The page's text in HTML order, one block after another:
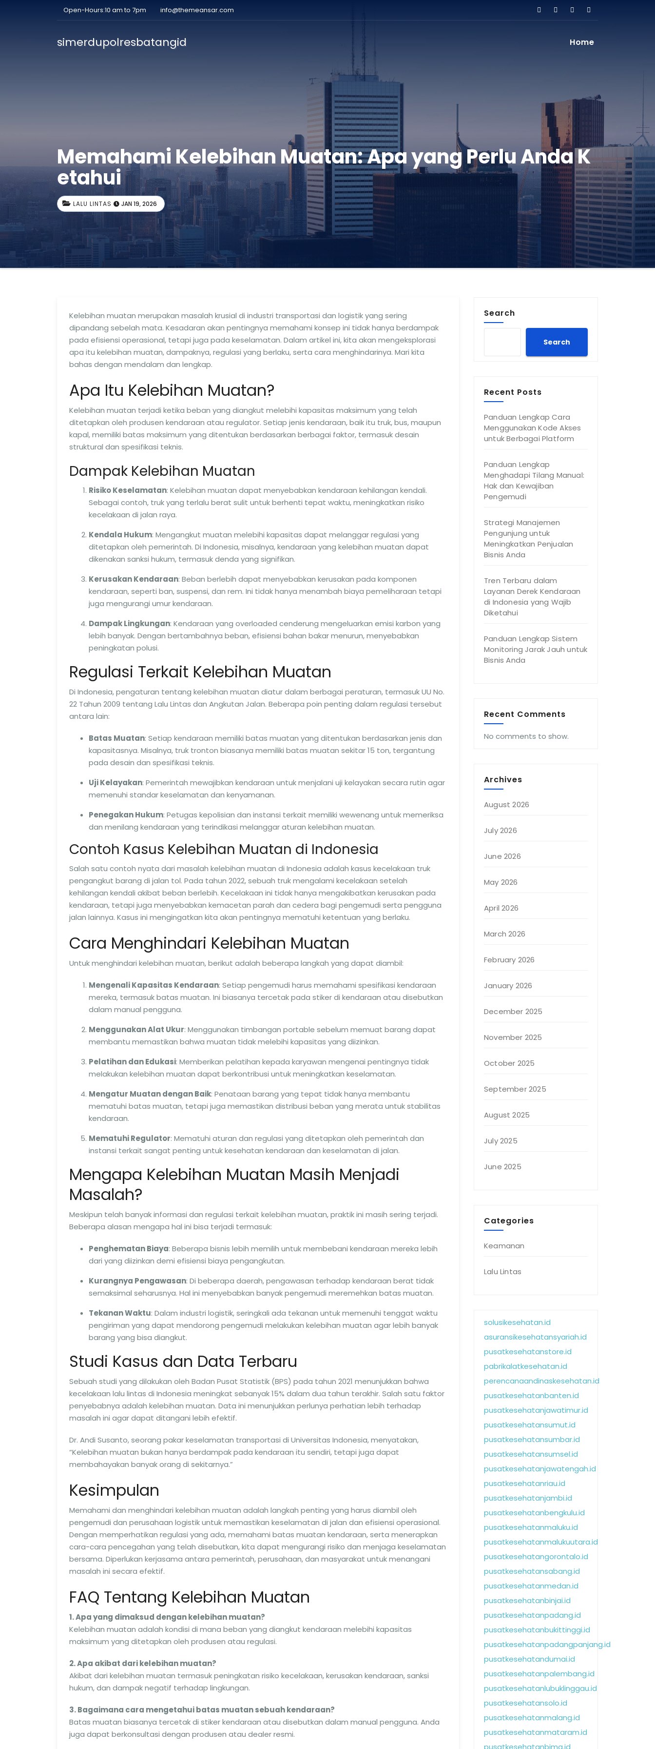
Open-Hours:10 am to 7pm info@themeansar.com
simerdupolresbatangid Home
Memahami Kelebihan Muatan: Apa yang Perlu Anda K
etahui
LALU LINTAS JAN 19, 2026
Kelebihan muatan merupakan masalah krusial di industri transportasi dan logistik yang sering
dipandang sebelah mata. Kesadaran akan pentingnya memahami konsep ini tidak hanya berdampak
pada efisiensi operasional, tetapi juga pada keselamatan. Dalam artikel ini, kita akan mengeksplorasi
apa itu kelebihan muatan, dampaknya, regulasi yang berlaku, serta cara menghindarinya. Mari kita
bahas dengan mendalam dan lengkap.
Apa Itu Kelebihan Muatan?
Kelebihan muatan terjadi ketika beban yang diangkut melebihi kapasitas maksimum yang telah
ditetapkan oleh produsen kendaraan atau regulator. Setiap jenis kendaraan, baik itu truk, bus, maupun
kapal, memiliki batas maksimum yang ditentukan berdasarkan berbagai faktor, termasuk desain
struktural dan spesifikasi teknis.
Dampak Kelebihan Muatan
Risiko Keselamatan: Kelebihan muatan dapat menyebabkan kendaraan kehilangan kendali.
Sebagai contoh, truk yang terlalu berat sulit untuk berhenti tepat waktu, meningkatkan risiko
kecelakaan di jalan raya.
Kendala Hukum: Mengangkut muatan melebihi kapasitas dapat melanggar regulasi yang
ditetapkan oleh pemerintah. Di Indonesia, misalnya, kendaraan yang kelebihan muatan dapat
dikenakan sanksi hukum, termasuk denda yang signifikan.
Kerusakan Kendaraan: Beban berlebih dapat menyebabkan kerusakan pada komponen
kendaraan, seperti ban, suspensi, dan rem. Ini tidak hanya menambah biaya pemeliharaan tetapi
juga mengurangi umur kendaraan.
Dampak Lingkungan: Kendaraan yang overloaded cenderung mengeluarkan emisi karbon yang
lebih banyak. Dengan bertambahnya beban, efisiensi bahan bakar menurun, menyebabkan
peningkatan polusi.
Regulasi Terkait Kelebihan Muatan
Di Indonesia, pengaturan tentang kelebihan muatan diatur dalam berbagai peraturan, termasuk UU No.
22 Tahun 2009 tentang Lalu Lintas dan Angkutan Jalan. Beberapa poin penting dalam regulasi tersebut
antara lain:
Batas Muatan: Setiap kendaraan memiliki batas muatan yang ditentukan berdasarkan jenis dan
kapasitasnya. Misalnya, truk tronton biasanya memiliki batas muatan sekitar 15 ton, tergantung
pada desain dan spesifikasi teknis.
Uji Kelayakan: Pemerintah mewajibkan kendaraan untuk menjalani uji kelayakan secara rutin agar
memenuhi standar keselamatan dan kenyamanan.
Penegakan Hukum: Petugas kepolisian dan instansi terkait memiliki wewenang untuk memeriksa
dan menilang kendaraan yang terindikasi melanggar aturan kelebihan muatan.
Contoh Kasus Kelebihan Muatan di Indonesia
Salah satu contoh nyata dari masalah kelebihan muatan di Indonesia adalah kasus kecelakaan truk
pengangkut barang di jalan tol. Pada tahun 2022, sebuah truk mengalami kecelakaan setelah
kehilangan kendali akibat beban berlebih. Kecelakaan ini tidak hanya mengakibatkan kerusakan pada
kendaraan, tetapi juga menyebabkan kemacetan parah dan cedera bagi pengemudi serta pengguna
jalan lainnya. Kasus ini mengingatkan kita akan pentingnya mematuhi ketentuan yang berlaku.
Cara Menghindari Kelebihan Muatan
Untuk menghindari kelebihan muatan, berikut adalah beberapa langkah yang dapat diambil:
Mengenali Kapasitas Kendaraan: Setiap pengemudi harus memahami spesifikasi kendaraan
mereka, termasuk batas muatan. Ini biasanya tercetak pada stiker di kendaraan atau disebutkan
dalam manual pengguna.
Menggunakan Alat Ukur: Menggunakan timbangan portable sebelum memuat barang dapat
membantu memastikan bahwa muatan tidak melebihi kapasitas yang diizinkan.
Pelatihan dan Edukasi: Memberikan pelatihan kepada karyawan mengenai pentingnya tidak
melakukan kelebihan muatan dapat berkontribusi untuk meningkatkan keselamatan.
Mengatur Muatan dengan Baik: Penataan barang yang tepat tidak hanya membantu
mematuhi batas muatan, tetapi juga memastikan distribusi beban yang merata untuk stabilitas
kendaraan.
Mematuhi Regulator: Mematuhi aturan dan regulasi yang ditetapkan oleh pemerintah dan
instansi terkait sangat penting untuk kesehatan kendaraan dan keselamatan di jalan.
Mengapa Kelebihan Muatan Masih Menjadi
Masalah?
Meskipun telah banyak informasi dan regulasi terkait kelebihan muatan, praktik ini masih sering terjadi.
Beberapa alasan mengapa hal ini bisa terjadi termasuk:
Penghematan Biaya: Beberapa bisnis lebih memilih untuk membebani kendaraan mereka lebih
dari yang diizinkan demi efisiensi biaya pengangkutan.
Kurangnya Pengawasan: Di beberapa daerah, pengawasan terhadap kendaraan berat tidak
semaksimal seharusnya. Hal ini menyebabkan banyak pengemudi meremehkan batas muatan.
Tekanan Waktu: Dalam industri logistik, seringkali ada tekanan untuk memenuhi tenggat waktu
pengiriman yang dapat mendorong pengemudi melakukan kelebihan muatan agar lebih banyak
barang yang bisa diangkut.
Studi Kasus dan Data Terbaru
Sebuah studi yang dilakukan oleh Badan Pusat Statistik (BPS) pada tahun 2021 menunjukkan bahwa
kecelakaan lalu lintas di Indonesia meningkat sebanyak 15% dalam dua tahun terakhir. Salah satu faktor
penyebabnya adalah kelebihan muatan. Data ini menunjukkan perlunya perhatian lebih terhadap
masalah ini agar dapat ditangani lebih efektif.
Dr. Andi Susanto, seorang pakar keselamatan transportasi di Universitas Indonesia, menyatakan,
“Kelebihan muatan bukan hanya berdampak pada kendaraan itu sendiri, tetapi juga dapat
membahayakan banyak orang di sekitarnya.”
Kesimpulan
Memahami dan menghindari kelebihan muatan adalah langkah penting yang harus diambil oleh
pengemudi dan perusahaan logistik untuk memastikan keselamatan di jalan dan efisiensi operasional.
Dengan memperhatikan regulasi yang ada, memahami batas muatan kendaraan, serta menerapkan
cara-cara pencegahan yang telah disebutkan, kita dapat mengurangi risiko dan menjaga keselamatan
bersama. Diperlukan kerjasama antara pemerintah, perusahaan, dan masyarakat untuk menangani
masalah ini secara efektif.
FAQ Tentang Kelebihan Muatan
1. Apa yang dimaksud dengan kelebihan muatan?
Kelebihan muatan adalah kondisi di mana beban yang diangkut kendaraan melebihi kapasitas
maksimum yang ditetapkan oleh produsen atau regulasi.
2. Apa akibat dari kelebihan muatan?
Akibat dari kelebihan muatan termasuk peningkatan risiko kecelakaan, kerusakan kendaraan, sanksi
hukum, dan dampak negatif terhadap lingkungan.
3. Bagaimana cara mengetahui batas muatan sebuah kendaraan?
Batas muatan biasanya tercetak di stiker kendaraan atau disebutkan dalam manual pengguna. Anda
juga dapat berkonsultasi dengan produsen atau dealer resmi.
Search
Search
Recent Posts
Panduan Lengkap Cara
Menggunakan Kode Akses
untuk Berbagai Platform
Panduan Lengkap
Menghadapi Tilang Manual:
Hak dan Kewajiban
Pengemudi
Strategi Manajemen
Pengunjung untuk
Meningkatkan Penjualan
Bisnis Anda
Tren Terbaru dalam
Layanan Derek Kendaraan
di Indonesia yang Wajib
Diketahui
Panduan Lengkap Sistem
Monitoring Jarak Jauh untuk
Bisnis Anda
Recent Comments
No comments to show.
Archives
August 2026
July 2026
June 2026
May 2026
April 2026
March 2026
February 2026
January 2026
December 2025
November 2025
October 2025
September 2025
August 2025
July 2025
June 2025
Categories
Keamanan
Lalu Lintas
solusikesehatan.id
asuransikesehatansyariah.id
pusatkesehatanstore.id
pabrikalatkesehatan.id
perencanaandinaskesehatan.id
pusatkesehatanbanten.id
pusatkesehatanjawatimur.id
pusatkesehatansumut.id
pusatkesehatansumbar.id
pusatkesehatansumsel.id
pusatkesehatanjawatengah.id
pusatkesehatanriau.id
pusatkesehatanjambi.id
pusatkesehatanbengkulu.id
pusatkesehatanmaluku.id
pusatkesehatanmalukuutara.id
pusatkesehatangorontalo.id
pusatkesehatansabang.id
pusatkesehatanmedan.id
pusatkesehatanbinjai.id
pusatkesehatanpadang.id
pusatkesehatanbukittinggi.id
pusatkesehatanpadangpanjang.id
pusatkesehatandumai.id
pusatkesehatanpalembang.id
pusatkesehatanlubuklinggau.id
pusatkesehatansolo.id
pusatkesehatanmalang.id
pusatkesehatanmataram.id
pusatkesehatanbima.id